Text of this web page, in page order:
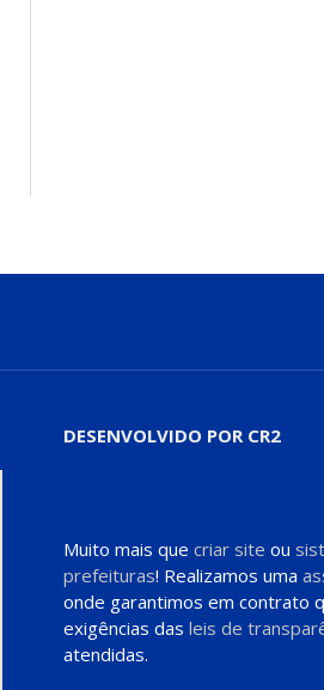
DESENVOLVIDO POR CR2
Muito mais que criar site ou
prefeituras! Realizamos uma
onde garantimos em contrato
exigências das leis de
atendidas.